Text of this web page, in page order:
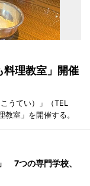
料理教室」開催
うてい）」（TEL
室」を開催する。
7つの専門学校、